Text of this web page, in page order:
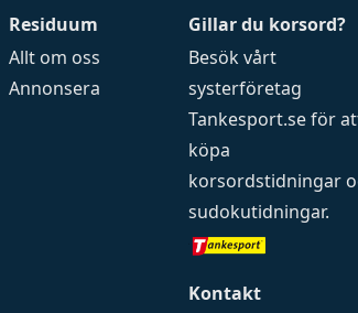
Residuum
Allt om oss
Annonsera
Gillar du korsord?
Besök vårt
systerföretag
Tankesport.seför
köpa
korsordstidningar
sudokutidningar.
Kontakt